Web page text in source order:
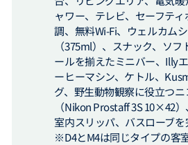
ャワー、テレビ、セーフテ
調、無料Wi-Fi、ウェルカム
（375ml）、スナック、ソ
ールを揃えたミニバー、Illy
ーヒーマシン、ケトル、
グ、野生動物観察に役立つ
（Nikon Prostaff 3S 10×42）
室内スリッパ、バスローブを
※D4とM4は同じタイプの客室